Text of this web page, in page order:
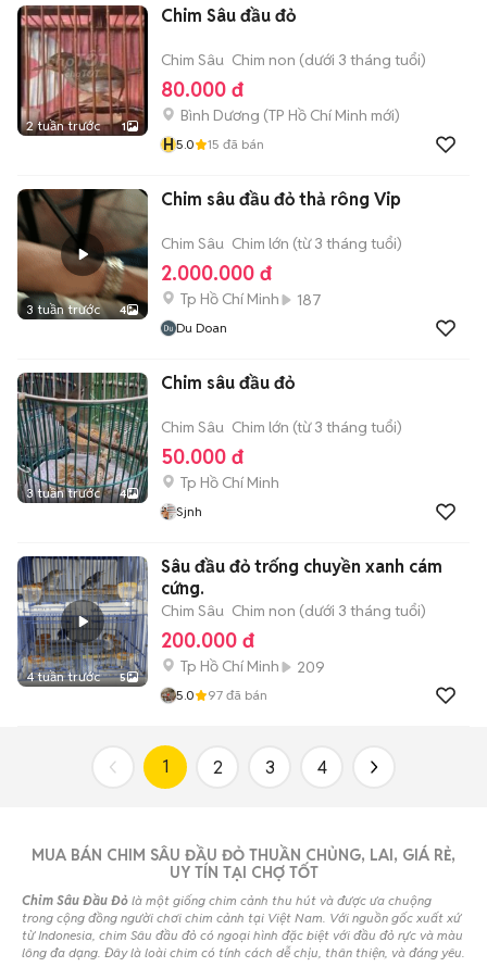
2 tuần trước 1
Chim Sâu đầu đỏ
Chim Sâu Chim non (dưới 3 tháng tuổi)
80.000 đ
Bình Dương (TP Hồ Chí Minh mới)
H5.0 15 đã bán
3 tuần trước 4
Chim sâu đầu đỏ thả rông Vip
Chim Sâu Chim lớn (từ 3 tháng tuổi)
2.000.000 đ
Tp Hồ Chí Minh 187
Du Doan
3 tuần trước 4
Chim sâu đầu đỏ
Chim Sâu Chim lớn (từ 3 tháng tuổi)
50.000 đ
Tp Hồ Chí Minh
Sjnh
4 tuần trước 5
Sâu đầu đỏ trống chuyền xanh cám
cứng.
Chim Sâu Chim non (dưới 3 tháng tuổi)
200.000 đ
Tp Hồ Chí Minh 209
5.0 97 đã bán
1 2 3 4
MUA BÁN CHIM SÂU ĐẦU ĐỎ THUẦN CHỦNG, LAI, GIÁ RẺ,
UY TÍN TẠI CHỢ TỐT
Chim Sâu Đầu Đỏ là một giống chim cảnh thu hút và được ưa chuộng
trong cộng đồng người chơi chim cảnh tại Việt Nam. Với nguồn gốc xuất xứ
từ Indonesia, chim Sâu đầu đỏ có ngoại hình đặc biệt với đầu đỏ rực và màu
lông đa dạng. Đây là loài chim có tính cách dễ chịu, thân thiện, và đáng yêu.